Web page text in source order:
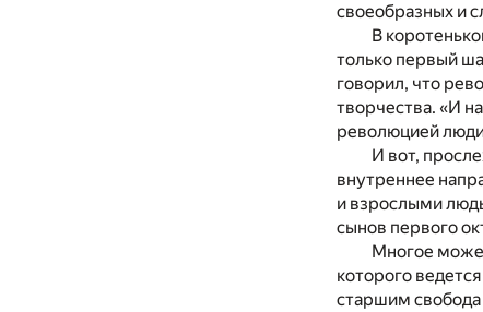
своеобразных и
В
только первый
говорил, что
творчества. «И
революцией
И вот,
внутреннее
и взрослыми
сынов первого
Многое
которого
старшим свобода